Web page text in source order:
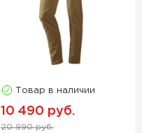
Товар в наличии
10 490 руб.
20 990 руб.